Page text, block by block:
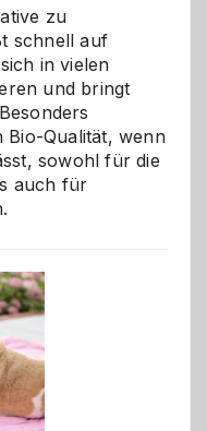
zu
schnell auf
in vielen
und bringt
Bio-Qualität, wenn
sowohl für die
auch für